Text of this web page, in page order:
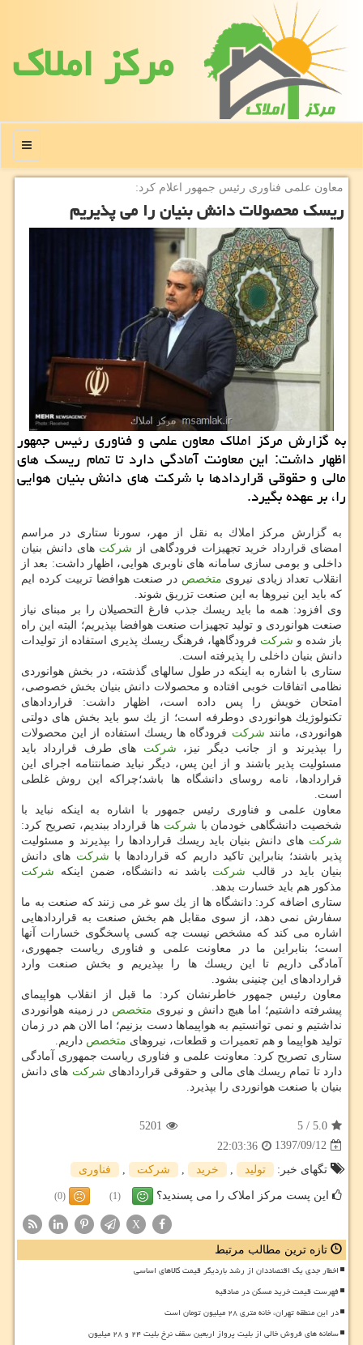
مركز املاك
منو
معاون علمی فناوری رئیس جمهور اعلام كرد:
ریسك محصولات دانش بنیان را می پذیریم
به گزارش مركز املاك معاون علمی و فناوری رئیس جمهور
اظهار داشت: این معاونت آمادگی دارد تا تمام ریسك های
مالی و حقوقی قراردادها با شركت های دانش بنیان هوایی
را، بر عهده بگیرد.
به گزارش مركز املاك به نقل از مهر، سورنا ستاری در مراسم
امضای قرارداد خرید تجهیزات فرودگاهی از شركت های دانش بنیان
داخلی و بومی سازی سامانه های ناوبری هوایی، اظهار داشت: بعد از
انقلاب تعداد زیادی نیروی متخصص در صنعت هوافضا تربیت كرده ایم
كه باید این نیروها به این صنعت تزریق شوند.
وی افزود: همه ما باید ریسك جذب فارغ التحصیلان را بر مبنای نیاز
صنعت هوانوردی و تولید تجهیزات صنعت هوافضا بپذیریم؛ البته این راه
باز شده و شركت فرودگاهها، فرهنگ ریسك پذیری استفاده از تولیدات
دانش بنیان داخلی را پذیرفته است.
ستاری با اشاره به اینكه در طول سالهای گذشته، در بخش هوانوردی
نظامی اتفاقات خوبی افتاده و محصولات دانش بنیان بخش خصوصی،
امتحان خویش را پس داده است، اظهار داشت: قراردادهای
تكنولوژیك هوانوردی دوطرفه است؛ از یك سو باید بخش های دولتی
هوانوردی، مانند شركت فرودگاه ها ریسك استفاده از این محصولات
را بپذیرند و از جانب دیگر نیز، شركت های طرف قرارداد باید
مسئولیت پذیر باشند و از این پس، دیگر نباید ضمانتنامه اجرای این
قراردادها، نامه روسای دانشگاه ها باشد؛چراكه این روش غلطی
است.
معاون علمی و فناوری رئیس جمهور با اشاره به اینكه نباید با
شخصیت دانشگاهی خودمان با شركت ها قرارداد ببندیم، تصریح كرد:
شركت های دانش بنیان باید ریسك قراردادها را بپذیرند و مسئولیت
پذیر باشند؛ بنابراین تاكید داریم كه قراردادها با شركت های دانش
بنیان باید در قالب شركت باشد نه دانشگاه، ضمن اینكه شركت
مذكور هم باید خسارت بدهد.
ستاری اضافه كرد: دانشگاه ها از یك سو غر می زنند كه صنعت به ما
سفارش نمی دهد، از سوی مقابل هم بخش صنعت به قراردادهایی
اشاره می كند كه مشخص نیست چه كسی پاسخگوی خسارات آنها
است؛ بنابراین ما در معاونت علمی و فناوری ریاست جمهوری،
آمادگی داریم تا این ریسك ها را بپذیریم و بخش صنعت وارد
قراردادهای این چنینی بشود.
معاون رئیس جمهور خاطرنشان كرد: ما قبل از انقلاب هواپیمای
پیشرفته داشتیم؛ اما هیچ دانش و نیروی متخصص در زمینه هوانوردی
نداشتیم و نمی توانستیم به هواپیماها دست بزنیم؛ اما الان هم در زمان
تولید هواپیما و هم تعمیرات و قطعات، نیروهای متخصص داریم.
ستاری تصریح كرد: معاونت علمی و فناوری ریاست جمهوری آمادگی
دارد تا تمام ریسك های مالی و حقوقی قراردادهای شركت های دانش
بنیان با صنعت هوانوردی را بپذیرد.
5.0
/
5
5201
1397/09/12
22:03:36
تگهای خبر:
تولید خرید شركت فناوری
این پست مرکز املاک را می پسندید؟ (1)
(0)
X
تازه ترین مطالب مرتبط
اخطار جدی یک اقتصاددان از رشد باردیگر قیمت کالاهای اساسی
فهرست قیمت خرید مسکن در صادقیه
در این منطقه تهران، خانه متری ۲۸ میلیون تومان است
سامانه های فروش خالی از بلیت پرواز اربعین سقف نرخ بلیت ۲۴ و ۲۸ میلیون